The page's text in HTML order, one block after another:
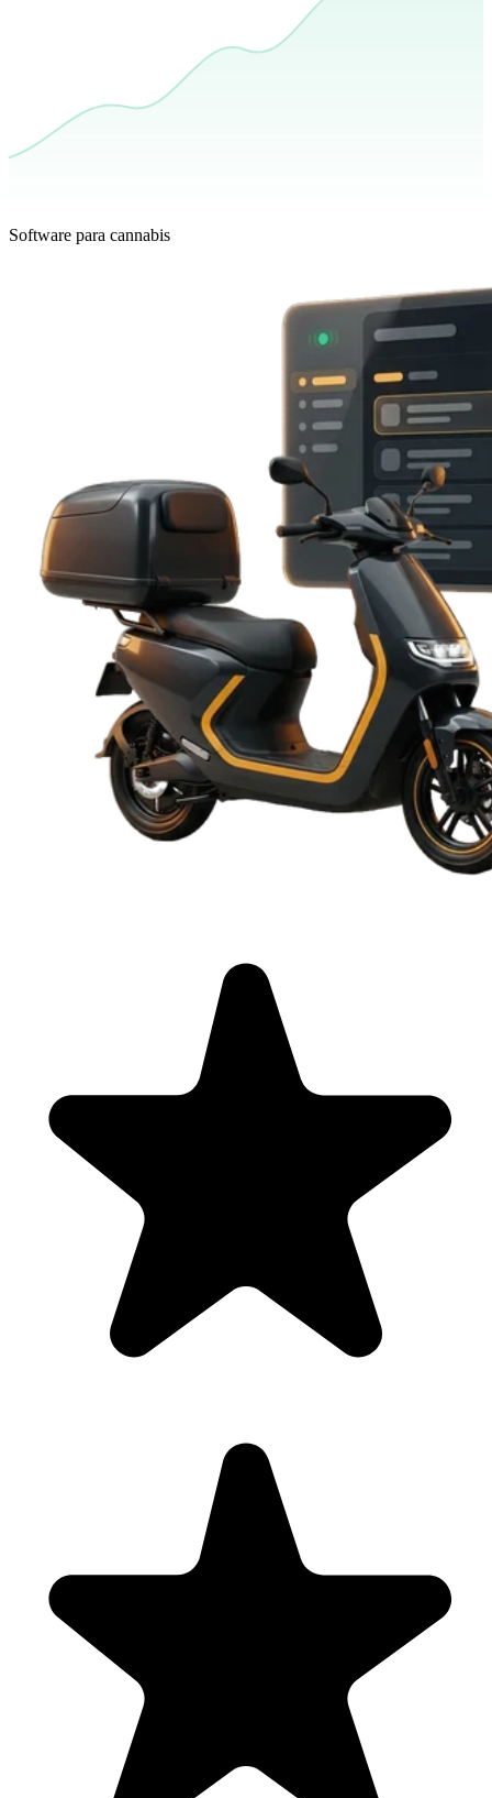
Software para cannabis